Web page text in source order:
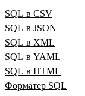
SQL в CSV
SQL в JSON
SQL в XML
SQL в YAML
SQL в HTML
Форматер SQL